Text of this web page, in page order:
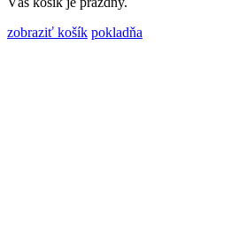
zobraziť košík pokladňa